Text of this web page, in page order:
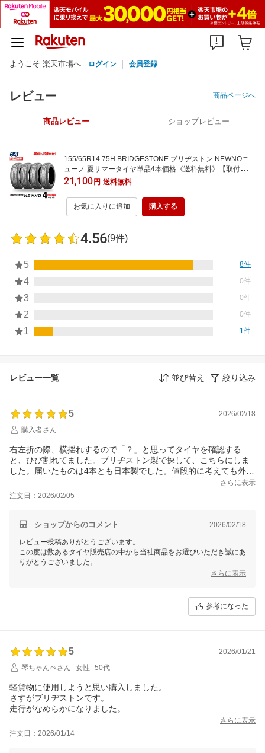
ようこそ 楽天市場へ ログイン 会員登録
レビュー 商品ページへ
商品レビュー ショップレビュー
155/65R14 75H BRIDGESTONE ブリヂストン NEWNOニ
ューノ 夏サマータイヤ単品4本価格《送料無料》【取付対
象】
21,100円 送料無料
お気に入りに追加 購入する
4.56(9件)
5 8件
4 0件
3 0件
2 0件
1 1件
レビュー一覧 並び替え 絞り込み
5
2026/02/18
購入者さん
右左折の際、横揺れするので「？」と思ってタイヤを確認する
と、ひび割れてました。ブリヂストン製で探して、こちらにしま
した。届いたものは4本とも日本製でした。値段的に考えても外国
製なんだろうなと思っていたので驚きました。取付チケットを利
用して交換していただきました。交換後は曲がる時も安定してい
さらに表示
注文日：2026/02/05
ショップからのコメント 2026/02/18
レビュー投稿ありがとうございます。
この度は数あるタイヤ販売店の中から当社商品をお選びいただき誠にあ
りがとうございました。
今後ともお客様に満足頂けるような対応・サービスをスタッフ一同努め
さらに表示
参考になった
5
2026/01/21
琴ちゃんぺさん
女性 50代
軽貨物に使用しようと思い購入しました。
さすがブリヂストンです。
走行がなめらかになりました。
さらに表示
注文日：2026/01/14